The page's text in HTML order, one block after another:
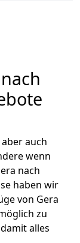
auch
wenn
nach
haben wir
von Gera
zu
alles